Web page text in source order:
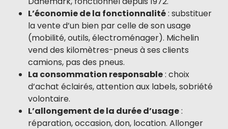
L’économie de la fonctionnalité: substituer
la vente d’un bien par celle de son usage
(mobilité, outils, électroménager). Michelin
vend des kilomètres-pneus à ses clients
camions, pas des pneus.
La consommation responsable: choix
d’achat éclairés, attention aux labels, sobriété
volontaire.
L’allongement de la durée d’usage:
réparation, occasion, don, location. Allonger